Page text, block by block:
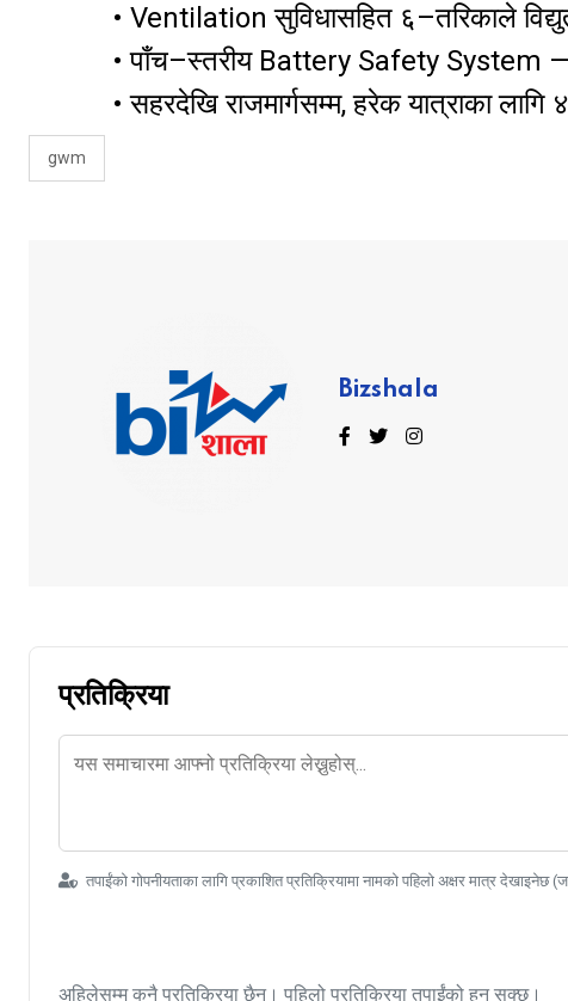
• Ventilation सुविधासहित ६–तरिकाले
• पाँच–स्तरीय Battery Safety System —
• सहरदेखि राजमार्गसम्म, हरेक यात्राका
gwm
Bizshala
प्रतिक्रिया
तपाईंको गोपनीयताका लागि प्रकाशित प्रतिक्रियामा नामको पहिलो अक्षर मात्र देखाइनेछ
अहिलेसम्म कुनै प्रतिक्रिया छैन। पहिलो प्रतिक्रिया तपाईंको हुन सक्छ।